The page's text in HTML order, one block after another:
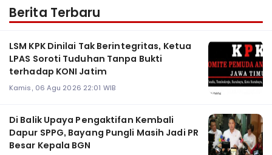
Berita Terbaru
LSM KPK Dinilai Tak Berintegritas, Ketua
LPAS Soroti Tuduhan Tanpa Bukti
terhadap KONI Jatim
Kamis, 06 Agu 2026 22:01 WIB
Di Balik Upaya Pengaktifan Kembali
Dapur SPPG, Bayang Pungli Masih Jadi PR
Besar Kepala BGN